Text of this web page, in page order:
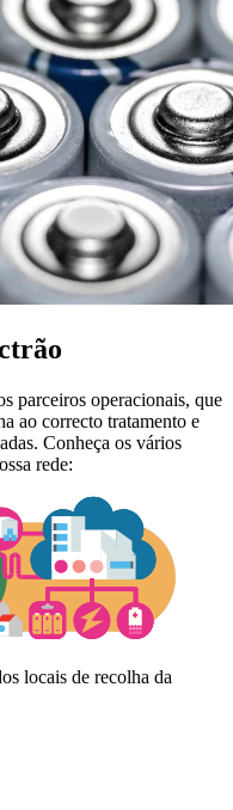
parceiros operacionais, que
ao correcto tratamento e
Conheça os vários
rede:
locais de recolha da